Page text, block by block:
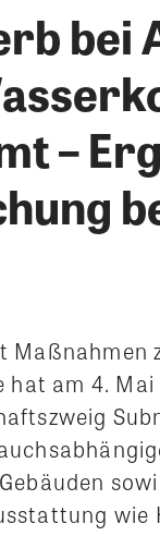
bei
–
hat am 4.